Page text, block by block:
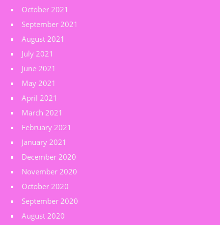
October 2021
September 2021
August 2021
July 2021
June 2021
May 2021
April 2021
March 2021
February 2021
January 2021
December 2020
November 2020
October 2020
September 2020
August 2020